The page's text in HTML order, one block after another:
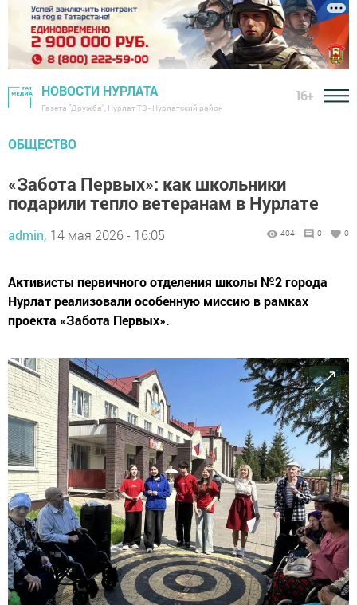
НОВОСТИ НУРЛАТА
Газета "Дружба", Нурлат ТВ - Нурлатский район
16+
ОБЩЕСТВО
«Забота Первых»: как школьники
подарили тепло ветеранам в Нурлате
admin, 14 мая 2026 - 16:05 404 0 0
Активисты первичного отделения школы №2 города
Нурлат реализовали особенную миссию в рамках
проекта «Забота Первых».